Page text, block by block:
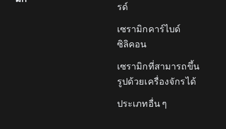
รด์
เซรามิกคาร์ไบด์
ซิลิคอน
เซรามิกที่สามารถขึ้น
รูปด้วยเครื่องจักรได้
ประเภทอื่น ๆ